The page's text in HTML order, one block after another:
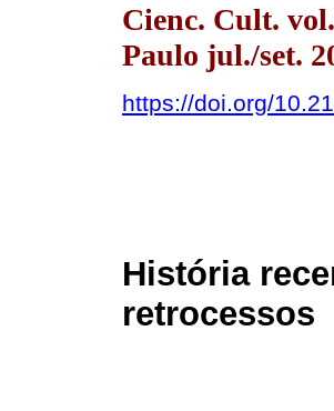
Cienc. Cult.
Paulo jul./set.
https://doi.org/
História
retrocessos